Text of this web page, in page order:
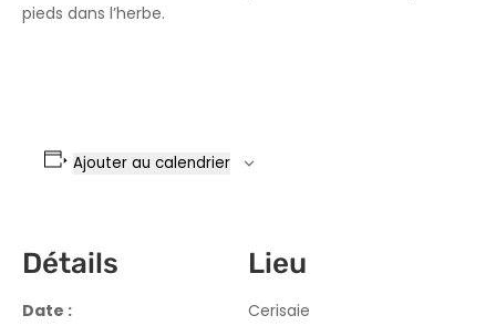
pieds dans l’herbe.
Ajouter au calendrier
Détails
Date :
Lieu
Cerisaie